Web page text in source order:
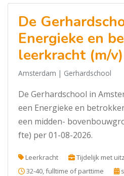
De
Energieke en
leerkracht (m/v)
Amsterdam | Gerhardschool
De Gerhardschool in
een Energieke en
een midden-
fte) per 01-08-2026.
Leerkracht
Tijdelijk met
32-40, fulltime of parttime